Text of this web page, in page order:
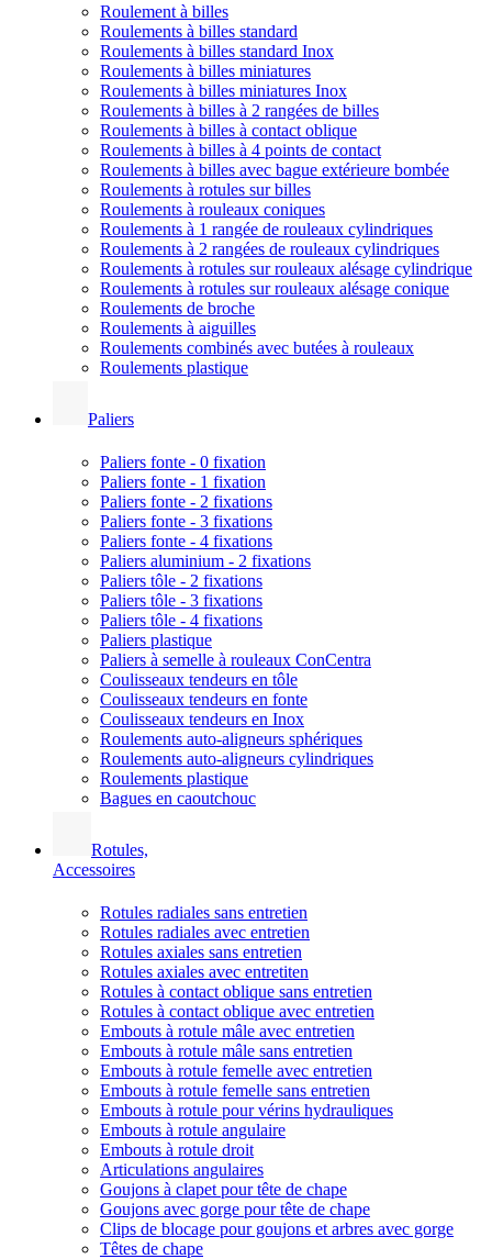
Roulement à billes
Roulements à billes standard
Roulements à billes standard Inox
Roulements à billes miniatures
Roulements à billes miniatures Inox
Roulements à billes à 2 rangées de billes
Roulements à billes à contact oblique
Roulements à billes à 4 points de contact
Roulements à billes avec bague extérieure bombée
Roulements à rotules sur billes
Roulements à rouleaux coniques
Roulements à 1 rangée de rouleaux cylindriques
Roulements à 2 rangées de rouleaux cylindriques
Roulements à rotules sur rouleaux alésage cylindrique
Roulements à rotules sur rouleaux alésage conique
Roulements de broche
Roulements à aiguilles
Roulements combinés avec butées à rouleaux
Roulements plastique
Paliers
Paliers fonte - 0 fixation
Paliers fonte - 1 fixation
Paliers fonte - 2 fixations
Paliers fonte - 3 fixations
Paliers fonte - 4 fixations
Paliers aluminium - 2 fixations
Paliers tôle - 2 fixations
Paliers tôle - 3 fixations
Paliers tôle - 4 fixations
Paliers plastique
Paliers à semelle à rouleaux ConCentra
Coulisseaux tendeurs en tôle
Coulisseaux tendeurs en fonte
Coulisseaux tendeurs en Inox
Roulements auto-aligneurs sphériques
Roulements auto-aligneurs cylindriques
Roulements plastique
Bagues en caoutchouc
Rotules,
Accessoires
Rotules radiales sans entretien
Rotules radiales avec entretien
Rotules axiales sans entretien
Rotules axiales avec entretiten
Rotules à contact oblique sans entretien
Rotules à contact oblique avec entretien
Embouts à rotule mâle avec entretien
Embouts à rotule mâle sans entretien
Embouts à rotule femelle avec entretien
Embouts à rotule femelle sans entretien
Embouts à rotule pour vérins hydrauliques
Embouts à rotule angulaire
Embouts à rotule droit
Articulations angulaires
Goujons à clapet pour tête de chape
Goujons avec gorge pour tête de chape
Clips de blocage pour goujons et arbres avec gorge
Têtes de chape